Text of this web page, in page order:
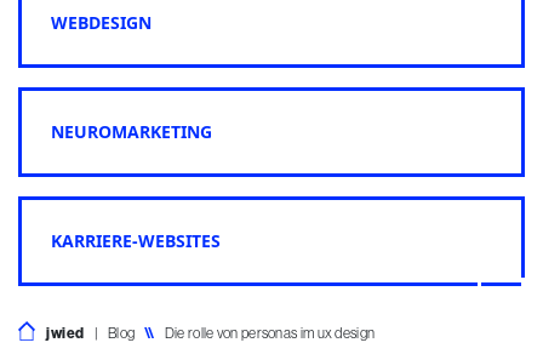
WEBDESIGN
NEUROMARKETING
KARRIERE-WEBSITES
jwied Blog \\ Die rolle von personas im ux design